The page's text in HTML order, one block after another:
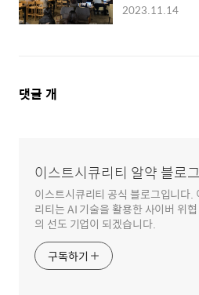
2023.11.14
댓
댓글 개
이스트시큐리티 알약 블로그
이스트시큐리티 공식 블로그입니다.
리티는 AI 기술을 활용한 사이버 위
의 선도 기업이 되겠습니다.
구독하기